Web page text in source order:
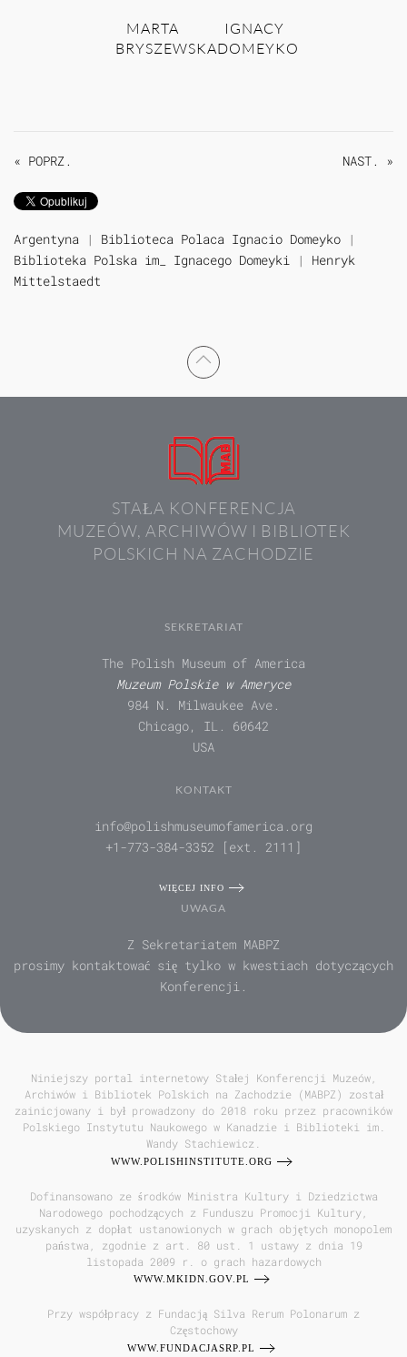
MARTA
BRYSZEWSKA
IGNACY
DOMEYKO
« POPRZ. NAST. »
Argentyna | Biblioteca Polaca Ignacio Domeyko |
Biblioteka Polska im_ Ignacego Domeyki | Henryk
Mittelstaedt
STAŁA KONFERENCJA
MUZEÓW, ARCHIWÓW I BIBLIOTEK
POLSKICH NA ZACHODZIE
SEKRETARIAT
The Polish Museum of America
Muzeum Polskie w Ameryce
984 N. Milwaukee Ave.
Chicago, IL. 60642
USA
KONTAKT
info@polishmuseumofamerica.org
+1-773-384-3352 [ext. 2111]
WIĘCEJ INFO
UWAGA
Z Sekretariatem MABPZ
prosimy kontaktować się tylko w kwestiach dotyczących
Konferencji.
Niniejszy portal internetowy Stałej Konferencji Muzeów,
Archiwów i Bibliotek Polskich na Zachodzie (MABPZ) został
zainicjowany i był prowadzony do 2018 roku przez pracowników
Polskiego Instytutu Naukowego w Kanadzie i Biblioteki im.
Wandy Stachiewicz.
WWW.POLISHINSTITUTE.ORG
Dofinansowano ze środków Ministra Kultury i Dziedzictwa
Narodowego pochodzących z Funduszu Promocji Kultury,
uzyskanych z dopłat ustanowionych w grach objętych monopolem
państwa, zgodnie z art. 80 ust. 1 ustawy z dnia 19
listopada 2009 r. o grach hazardowych
WWW.MKIDN.GOV.PL
Przy współpracy z Fundacją Silva Rerum Polonarum z
Częstochowy
WWW.FUNDACJASRP.PL